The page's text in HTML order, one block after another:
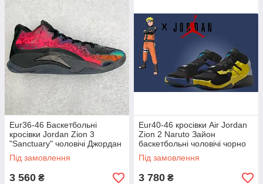
Eur36-46 Баскетбольні
кросівки Jordan Zion 3
"Sanctuary" чоловічі Джордан
DR0675-001
Під замовлення
3 560 ₴
Eur40-46 кросівки Air Jordan
Zion 2 Naruto Зайон
баскетбольні чоловічі чорно
сині з жовтим
Під замовлення
3 780 ₴